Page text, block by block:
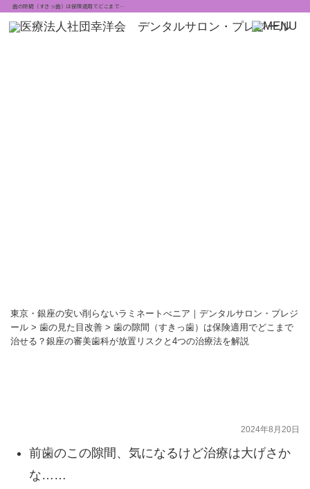
歯の隙間（すきっ歯）は保険適用でどこまで…
東京・銀座の安い削らないラミネートべニア｜デンタルサロン・プレジ
ール> 歯の見た目改善> 歯の隙間（すきっ歯）は保険適用でどこまで
治せる？銀座の審美歯科が放置リスクと4つの治療法を解説
2024年8月20日
前歯のこの隙間、気になるけど治療は大げさか
な……